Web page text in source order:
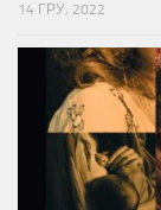
14 ГРУ, 2022